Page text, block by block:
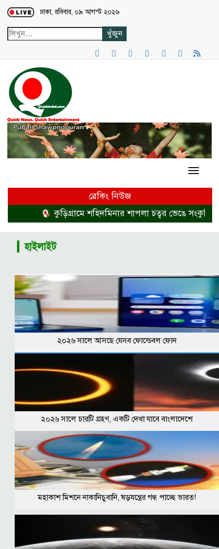
Loading...
ঢাকা, রবিবার, ০৯ আগস্ট ২০২৬
ব্রেকিং নিউজ
কুড়িগ্রামে শহিদমিনার শাপলা চত্বর ভেঙে সংকুচিত
▎হাইলাইট
২০২৬ সালে আসছে যেসব ফোল্ডেবল ফোন
২০২৬ সালে চারটি গ্রহণ, একটি দেখা যাবে বাংলাদেশে
মহাকাশ মিশনে নাকানিচুবানি, ষড়যন্ত্রের গন্ধ পাচ্ছে ভারত!